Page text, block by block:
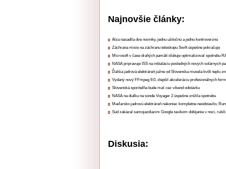
Najnovšie články:
Alza nasadila dve novinky, jednu užitočnú a jednu kontroverznú
Záchrana misie na záchranu teleskopu Swift úspešne pokračuje
Microsoft v čase drahých pamätí sľubuje optimalizovať spotrebu
NASA pripravuje ISS na inštaláciu posledných nových solárnych
Ďalšia jadrová elektráreň južne od Slovenska musela kvôli teplu
Vydaný nový FFmpeg 9.0, zlepšil akceleráciu profesionálnych
Slovenská sporiteľňa bude mať cez víkend odstávku
NASA na diaľku na sonde Voyager 2 úspešne znížila spotrebu
Maďarsko jadrovú elektráreň nakoniec kompletne neodstavilo,
Súd zakázal samojazdiacim Google taxíkom dobíjanie v noci,
Diskusia: